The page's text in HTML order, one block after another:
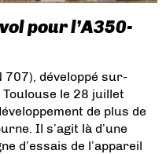
pour l’A350-
707), développé sur-
le 28 juillet
de plus de
Il s’agit là d’une
d’essais de l’appareil